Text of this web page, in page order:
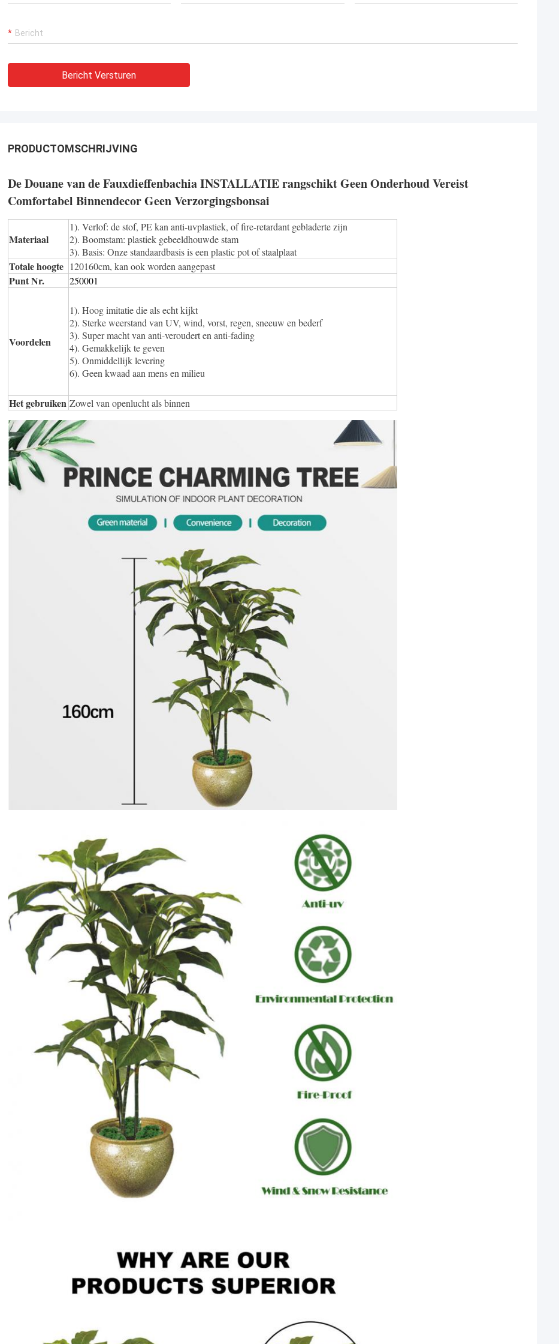
concurrerende prijs te krijgen.
Bericht Versturen
PRODUCTOMSCHRIJVING
De Douane van de Fauxdieffenbachia INSTALLATIE rangschikt Geen Onderhoud Vereist
Comfortabel Binnendecor Geen Verzorgingsbonsai
Materiaal
1). Verlof: de stof, PE kan anti-uvplastiek, of fire-retardant gebladerte zijn
2). Boomstam: plastiek gebeeldhouwde stam
3). Basis: Onze standaardbasis is een plastic pot of staalplaat
Totale hoogte 120160cm, kan ook worden aangepast
Punt Nr. 250001
Voordelen
1). Hoog imitatie die als echt kijkt
2). Sterke weerstand van UV, wind, vorst, regen, sneeuw en bederf
3). Super macht van anti-veroudert en anti-fading
4). Gemakkelijk te geven
5). Onmiddellijk levering
6). Geen kwaad aan mens en milieu
Het gebruiken Zowel van openlucht als binnen